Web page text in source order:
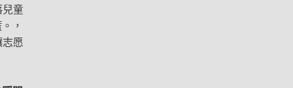
兒童
，
愿